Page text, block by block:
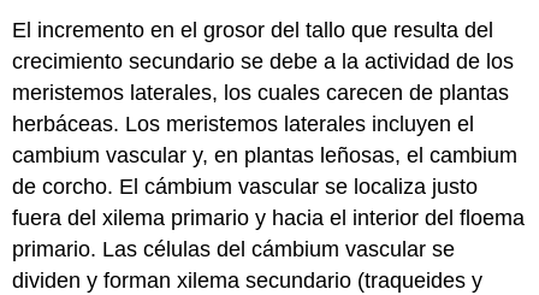
El incremento en el grosor del tallo que resulta del
crecimiento secundario se debe a la actividad de los
meristemos laterales, los cuales carecen de plantas
herbáceas. Los meristemos laterales incluyen el
cambium vascular y, en plantas leñosas, el cambium
de corcho. El cámbium vascular se localiza justo
fuera del xilema primario y hacia el interior del floema
primario. Las células del cámbium vascular se
dividen y forman xilema secundario (traqueides y